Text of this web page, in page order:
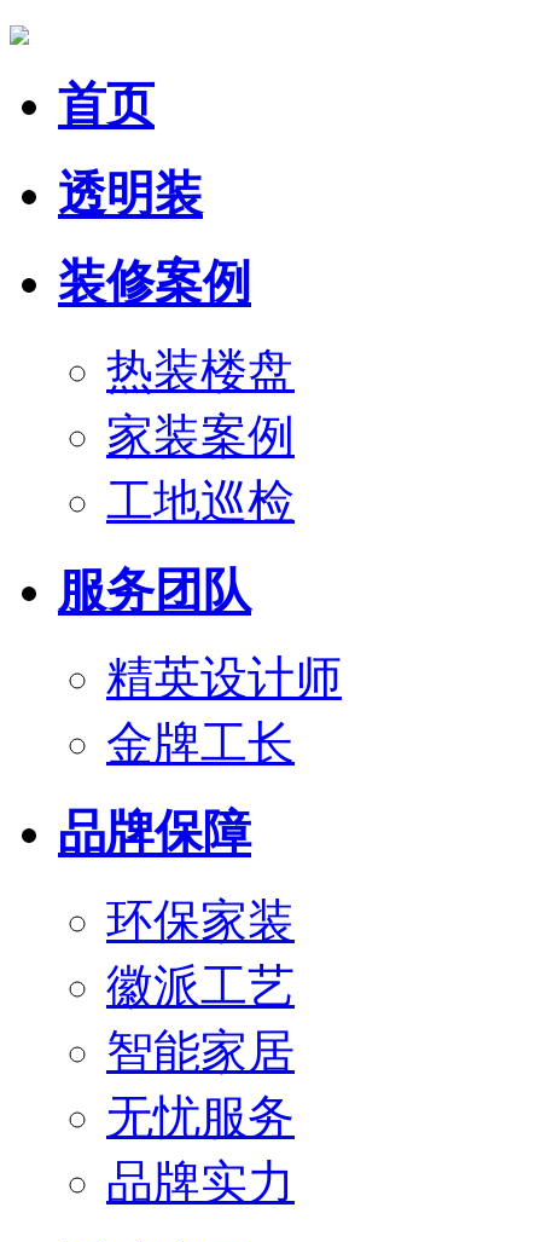
首页
透明装
装修案例
热装楼盘
家装案例
工地巡检
服务团队
精英设计师
金牌工长
品牌保障
环保家装
徽派工艺
智能家居
无忧服务
品牌实力